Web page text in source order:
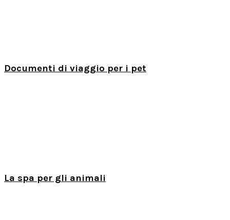
Documenti di viaggio per i pet
La spa per gli animali